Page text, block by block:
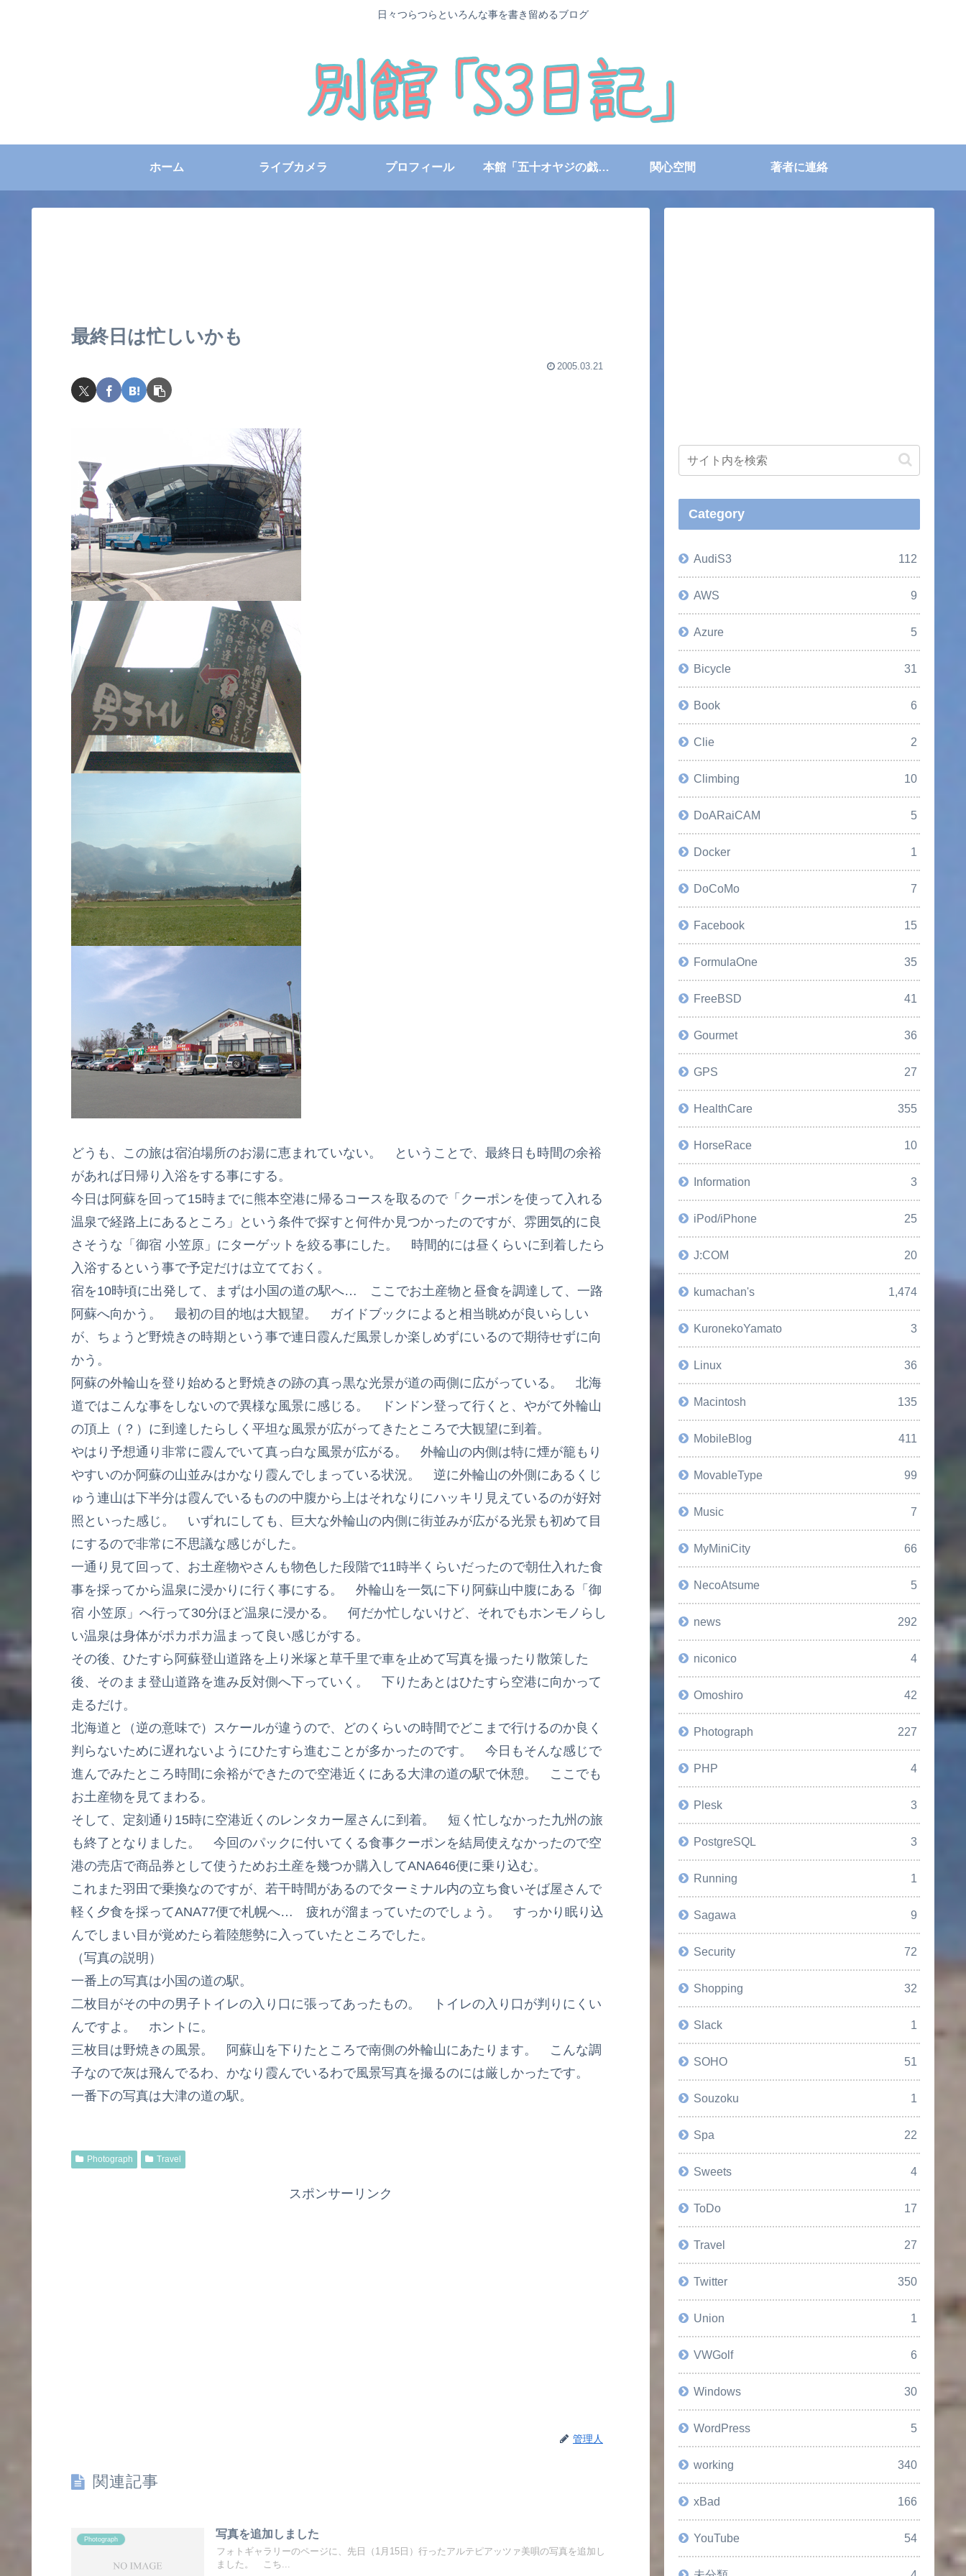
日々つらつらといろんな事を書き留めるブログ
ホーム ライブカメラ プロフィール 本館「五十オヤジの戯言日記」 関心空間 著者に連絡
最終日は忙しいかも
2005.03.21
どうも、この旅は宿泊場所のお湯に恵まれていない。 ということで、最終日も時間の余裕
があれば日帰り入浴をする事にする。
今日は阿蘇を回って15時までに熊本空港に帰るコースを取るので「クーポンを使って入れる
温泉で経路上にあるところ」という条件で探すと何件か見つかったのですが、雰囲気的に良
さそうな「御宿 小笠原」にターゲットを絞る事にした。 時間的には昼くらいに到着したら
入浴するという事で予定だけは立てておく。
宿を10時頃に出発して、まずは小国の道の駅へ… ここでお土産物と昼食を調達して、一路
阿蘇へ向かう。 最初の目的地は大観望。 ガイドブックによると相当眺めが良いらしい
が、ちょうど野焼きの時期という事で連日霞んだ風景しか楽しめずにいるので期待せずに向
かう。
阿蘇の外輪山を登り始めると野焼きの跡の真っ黒な光景が道の両側に広がっている。 北海
道ではこんな事をしないので異様な風景に感じる。 ドンドン登って行くと、やがて外輪山
の頂上（？）に到達したらしく平坦な風景が広がってきたところで大観望に到着。
やはり予想通り非常に霞んでいて真っ白な風景が広がる。 外輪山の内側は特に煙が籠もり
やすいのか阿蘇の山並みはかなり霞んでしまっている状況。 逆に外輪山の外側にあるくじ
ゅう連山は下半分は霞んでいるものの中腹から上はそれなりにハッキリ見えているのが好対
照といった感じ。 いずれにしても、巨大な外輪山の内側に街並みが広がる光景も初めて目
にするので非常に不思議な感じがした。
一通り見て回って、お土産物やさんも物色した段階で11時半くらいだったので朝仕入れた食
事を採ってから温泉に浸かりに行く事にする。 外輪山を一気に下り阿蘇山中腹にある「御
宿 小笠原」へ行って30分ほど温泉に浸かる。 何だか忙しないけど、それでもホンモノらし
い温泉は身体がポカポカ温まって良い感じがする。
その後、ひたすら阿蘇登山道路を上り米塚と草千里で車を止めて写真を撮ったり散策した
後、そのまま登山道路を進み反対側へ下っていく。 下りたあとはひたすら空港に向かって
走るだけ。
北海道と（逆の意味で）スケールが違うので、どのくらいの時間でどこまで行けるのか良く
判らないために遅れないようにひたすら進むことが多かったのです。 今日もそんな感じで
進んでみたところ時間に余裕ができたので空港近くにある大津の道の駅で休憩。 ここでも
お土産物を見てまわる。
そして、定刻通り15時に空港近くのレンタカー屋さんに到着。 短く忙しなかった九州の旅
も終了となりました。 今回のパックに付いてくる食事クーポンを結局使えなかったので空
港の売店で商品券として使うためお土産を幾つか購入してANA646便に乗り込む。
これまた羽田で乗換なのですが、若干時間があるのでターミナル内の立ち食いそば屋さんで
軽く夕食を採ってANA77便で札幌へ… 疲れが溜まっていたのでしょう。 すっかり眠り込
んでしまい目が覚めたら着陸態勢に入っていたところでした。
（写真の説明）
一番上の写真は小国の道の駅。
二枚目がその中の男子トイレの入り口に張ってあったもの。 トイレの入り口が判りにくい
んですよ。 ホントに。
三枚目は野焼きの風景。 阿蘇山を下りたところで南側の外輪山にあたります。 こんな調
子なので灰は飛んでるわ、かなり霞んでいるわで風景写真を撮るのには厳しかったです。
一番下の写真は大津の道の駅。
Photograph Travel
スポンサーリンク
管理人
関連記事
Photograph 写真を追加しました
フォトギャラリーのページに、先日（1月15日）行ったアルテピアッツァ美唄の写真を追加し
ました。 こち...
Category
AudiS3 112
AWS 9
Azure 5
Bicycle 31
Book 6
Clie 2
Climbing 10
DoARaiCAM 5
Docker 1
DoCoMo 7
Facebook 15
FormulaOne 35
FreeBSD 41
Gourmet 36
GPS 27
HealthCare 355
HorseRace 10
Information 3
iPod/iPhone 25
J:COM 20
kumachan's 1,474
KuronekoYamato 3
Linux 36
Macintosh 135
MobileBlog 411
MovableType 99
Music 7
MyMiniCity 66
NecoAtsume 5
news 292
niconico 4
Omoshiro 42
Photograph 227
PHP 4
Plesk 3
PostgreSQL 3
Running 1
Sagawa 9
Security 72
Shopping 32
Slack 1
SOHO 51
Souzoku 1
Spa 22
Sweets 4
ToDo 17
Travel 27
Twitter 350
Union 1
VWGolf 6
Windows 30
WordPress 5
working 340
xBad 166
YouTube 54